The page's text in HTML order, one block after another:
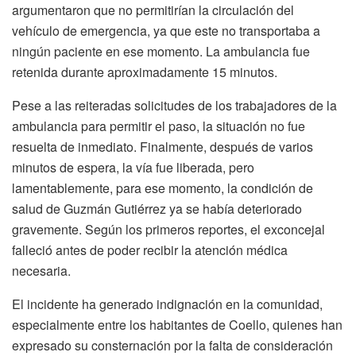
argumentaron que no permitirían la circulación del
vehículo de emergencia, ya que este no transportaba a
ningún paciente en ese momento. La ambulancia fue
retenida durante aproximadamente 15 minutos.
Pese a las reiteradas solicitudes de los trabajadores de la
ambulancia para permitir el paso, la situación no fue
resuelta de inmediato. Finalmente, después de varios
minutos de espera, la vía fue liberada, pero
lamentablemente, para ese momento, la condición de
salud de Guzmán Gutiérrez ya se había deteriorado
gravemente. Según los primeros reportes, el exconcejal
falleció antes de poder recibir la atención médica
necesaria.
El incidente ha generado indignación en la comunidad,
especialmente entre los habitantes de Coello, quienes han
expresado su consternación por la falta de consideración